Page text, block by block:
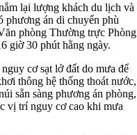
lại lượng khách du lịch và
phương án di chuyển phù
phòng Thường trực Phòng
giờ 30 phút hằng ngày.
cơ sạt lở đất do mưa để
thông hệ thống thoát nước,
sẵn sàng phương án phòng,
vị trí nguy cơ cao khi mưa